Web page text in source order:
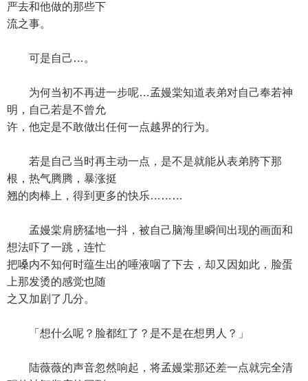
严去和他做的那些下
流之事。
可是自己…。
为何当初不再进一步呢…孟嫚棠知道表弟对自己奉若神
明，自己若是不曾允
许，他定是不敢做出任何一点越界的行为。
若是自己当时再主动一点，是不是就能从表弟胯下那
根，热气腾腾，暴涨挺
翘的肉棒上，得到更多的快乐………
孟嫚棠肩膀猛地一抖，被自己脑海里瞬间出现的画面和
想法吓了一跳，连忙
把嗓内不知何时蕴生出的唾液咽了下去，却又因如此，脸蛋
上那发烫的感觉也随
之又加剧了几分。
「想什么呢？脸都红了？是不是在想男人？」
陆薇薇的声音忽然响起，将孟嫚棠那还差一点就完全清